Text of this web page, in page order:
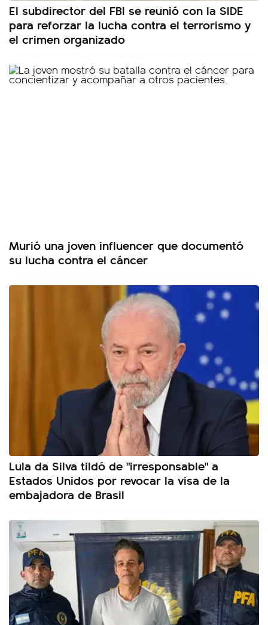
El subdirector del FBI se reunió con la SIDE
para reforzar la lucha contra el terrorismo y
el crimen organizado
Murió una joven influencer que documentó
su lucha contra el cáncer
Lula da Silva tildó de "irresponsable" a
Estados Unidos por revocar la visa de la
embajadora de Brasil